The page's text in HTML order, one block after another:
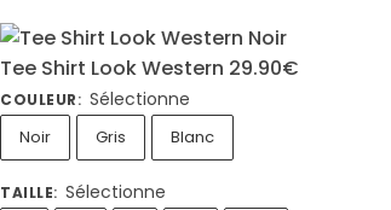
Tee Shirt Look Western 29.90€
COULEUR: Sélectionne
Noir Gris Blanc
TAILLE: Sélectionne